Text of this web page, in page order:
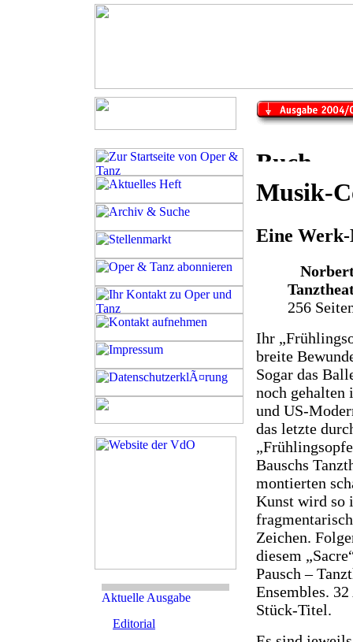
Editorial
Musik-
Eine
256
Ihr
breite
Sogar das
noch gehalten
und US-
das letzte
Bauschs
montierten
Kunst wird so
Zeichen.
diesem
Pausch –
Ensembles.
Stück-Titel.